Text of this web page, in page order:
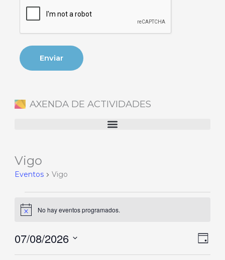
AXENDA DE ACTIVIDADES
Vigo
Eventos Vigo
Eventos
en
agosto,
2026
Aviso No hay eventos programados.
dede
Día
07/08/2026
Selecciona